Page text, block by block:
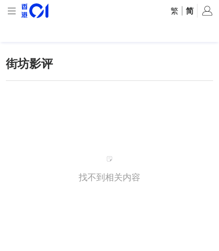
繁 简
街坊影评
找不到相关内容